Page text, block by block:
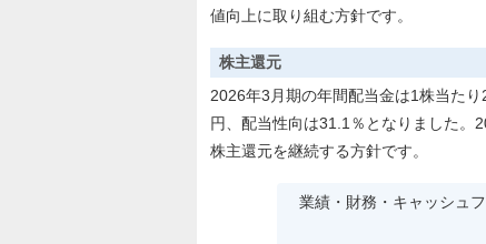
値向上に取り組む方針です。
株主還元
2026年3月期の年間配当金は1株当た
円、配当性向は31.1％となりました。
株主還元を継続する方針です。
業績・財務・キャッシュ